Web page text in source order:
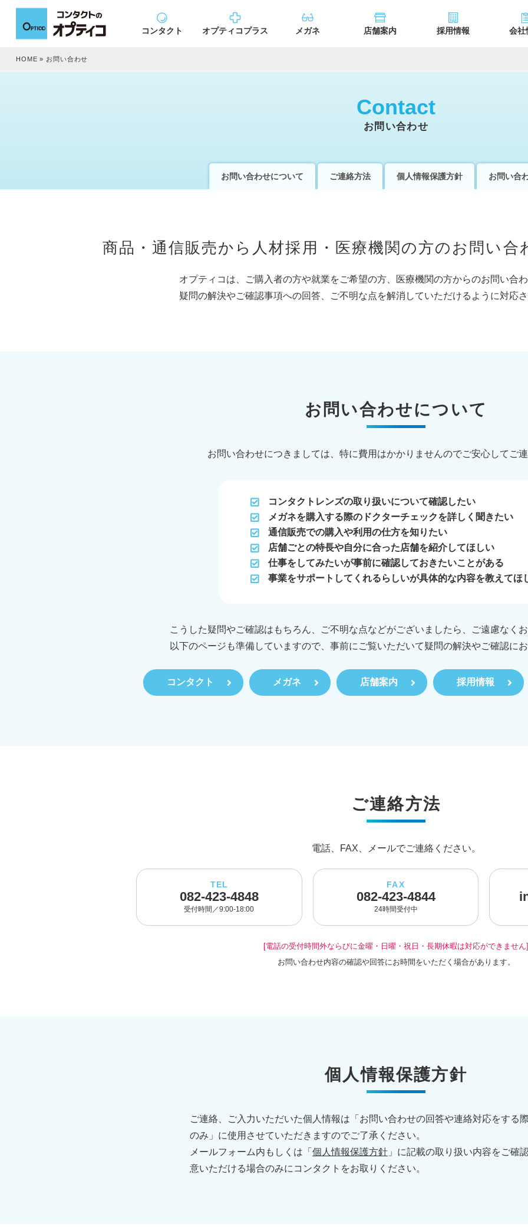
コンタクト オプティコプラス メガネ 店舗案内 採用情報 会社
HOME » お問い合わせ
Contact
お問い合わせ
お問い合わせについて ご連絡方法 個人情報保護方針 お問い合
商品・通信販売から人材採用・医療機関の方のお問い合
オプティコは、ご購入者の方や就業をご希望の方、医療機関の方からのお問い合わ
疑問の解決やご確認事項への回答、ご不明な点を解消していただけるように対応さ
お問い合わせについて
お問い合わせにつきましては、特に費用はかかりませんのでご安心してご連
コンタクトレンズの取り扱いについて確認したい
メガネを購入する際のドクターチェックを詳しく聞きたい
通信販売での購入や利用の仕方を知りたい
店舗ごとの特長や自分に合った店舗を紹介してほしい
仕事をしてみたいが事前に確認しておきたいことがある
事業をサポートしてくれるらしいが具体的な内容を教えてほ
こうした疑問やご確認はもちろん、ご不明な点などがございましたら、ご遠慮なく
以下のページも準備していますので、事前にご覧いただいて疑問の解決やご確認に
コンタクト メガネ 店舗案内 採用情報
ご連絡方法
電話、FAX、メールでご連絡ください。
TEL
082-423-4848
受付時間／9:00-18:00
FAX
082-423-4844
24時間受付中
[電話の受付時間外ならびに金曜・日曜・祝日・長期休暇は対応ができません]
お問い合わせ内容の確認や回答にお時間をいただく場合があります。
個人情報保護方針
ご連絡、ご入力いただいた個人情報は「お問い合わせの回答や連絡対応をする
のみ」に使用させていただきますのでご了承ください。
メールフォーム内もしくは「 個人情報保護方針 」に記載の取り扱い内容をご確
意いただける場合のみにコンタクトをお取りください。